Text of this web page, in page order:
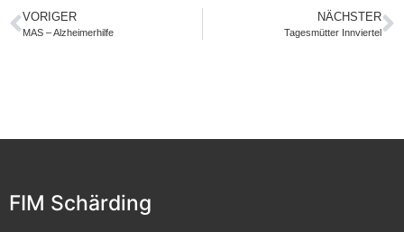
VORIGER
MAS – Alzheimerhilfe
NÄCHSTER
Tagesmütter Innviertel
FIM Schärding